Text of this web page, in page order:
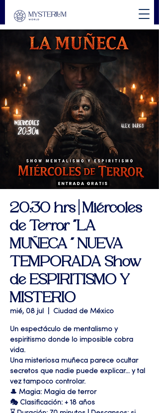
20:30 hrs | Miércoles
de Terror "LA
MUÑECA " NUEVA
TEMPORADA Show
de ESPIRITISMO Y
MISTERIO
mié, 08 jul Ciudad de México
Un espectáculo de mentalismo y
espiritismo donde lo imposible cobra
vida.
Una misteriosa muñeca parece ocultar
secretos que nadie puede explicar… y tal
vez tampoco controlar.
🎩 Magia: Magia de terror
🎭 Clasificación: + 18 años